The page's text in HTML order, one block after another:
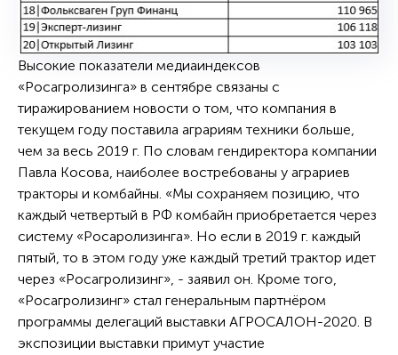
Высокие показатели медиаиндексов
«Росагролизинга» в сентябре связаны с
тиражированием новости о том, что компания в
текущем году поставила аграриям техники больше,
чем за весь 2019 г. По словам гендиректора компании
Павла Косова, наиболее востребованы у аграриев
тракторы и комбайны. «Мы сохраняем позицию, что
каждый четвертый в РФ комбайн приобретается через
систему «Росаролизинга». Но если в 2019 г. каждый
пятый, то в этом году уже каждый третий трактор идет
через «Росагролизинг», - заявил он. Кроме того,
«Росагролизинг» стал генеральным партнёром
программы делегаций выставки АГРОСАЛОН-2020. В
экспозиции выставки примут участие